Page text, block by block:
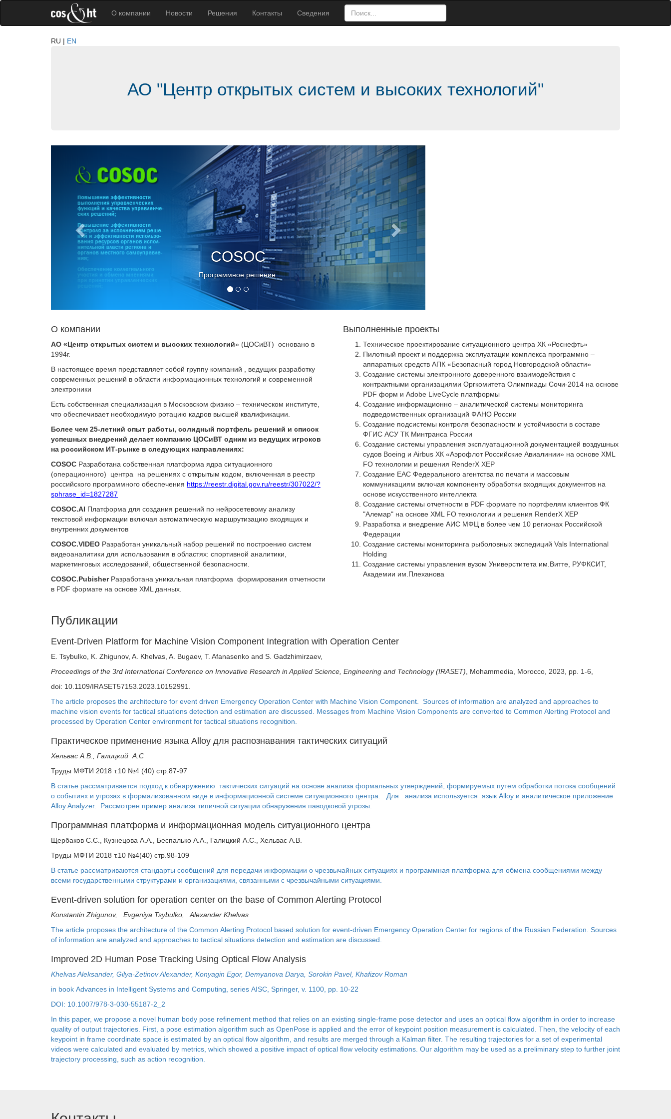
О компании Новости Решения Контакты Сведения
RU EN
АО "Центр открытых систем и высоких технологий"
COSOC
Программное решение
Next
О компании
АО «Центр открытых систем и высоких технологий» (ЦОСиВТ) основано в
1994г.
В настоящее время представляет собой группу компаний , ведущих разработку
современных решений в области информационных технологий и современной
электроники
Есть собственная специализация в Московском физико – техническом институте,
что обеспечивает необходимую ротацию кадров высшей квалификации.
Более чем 25-летний опыт работы, солидный портфель решений и список
успешных внедрений делает компанию ЦОСиВТ одним из ведущих игроков
на российском ИТ-рынке в следующих направлениях:
COSOC Разработана собственная платформа ядра ситуационного
(операционного) центра на решениях с открытым кодом, включенная в реестр
российского программного обеспечения https://reestr.digital.gov.ru/reestr/307022/?
sphrase_id=1827287
COSOC.AI Платформа для создания решений по нейросетевому анализу
текстовой информации включая автоматическую маршрутизацию входящих и
внутренних документов
COSOC.VIDEO Разработан уникальный набор решений по построению систем
видеоаналитики для использования в областях: спортивной аналитики,
маркетинговых исследований, общественной безопасности.
COSOC.PubisherРазработана уникальная платформа формирования отчетности
в PDF формате на основе XML данных.
Выполненные проекты
Техническое проектирование ситуационного центра ХК «Роснефть»
Пилотный проект и поддержка эксплуатации комплекса программно –
аппаратных средств АПК «Безопасный город Новгородской области»
Создание системы электронного доверенного взаимодействия с
контрактными организациями Оргкомитета Олимпиады Сочи-2014 на основе
PDF форм и Adobe LiveCycle платформы
Создание информационно – аналитической системы мониторинга
подведомственных организаций ФАНО России
Создание подсистемы контроля безопасности и устойчивости в составе
ФГИС АСУ ТК Минтранса России
Создание системы управления эксплуатационной документацией воздушных
судов Boeing и Airbus ХК «Аэрофлот Российские Авиалинии» на основе XML
FO технологии и решения RenderX XEP
Создание ЕАС Федерального агентства по печати и массовым
коммуникациям включая компоненту обработки входящих документов на
основе искусственного интеллекта
Создание системы отчетности в PDF формате по портфелям клиентов ФК
"Алемар" на основе XML FO технологии и решения RenderX XEP
Разработка и внедрение АИС МФЦ в более чем 10 регионах Российской
Федерации
Создание системы мониторинга рыболовных экспедиций Vals International
Holding
Создание системы управления вузом Универститета им.Витте, РУФКСИТ,
Академии им.Плеханова
Публикации
Event-Driven Platform for Machine Vision Component Integration with Operation Center
E. Tsybulko, K. Zhigunov, A. Khelvas, A. Bugaev, T. Afanasenko and S. Gadzhimirzaev,
Proceedings of the 3rd International Conference on Innovative Research in Applied Science, Engineering and Technology (IRASET) , Mohammedia, Morocco, 2023, pp. 1-6,
doi: 10.1109/IRASET57153.2023.10152991.
The article proposes the architecture for event driven Emergency Operation Center with Machine Vision Component. Sources of information are analyzed and approaches to
machine vision events for tactical situations detection and estimation are discussed. Messages from Machine Vision Components are converted to Common Alerting Protocol and
processed by Operation Center environment for tactical situations recognition.
Практическое применение языка Alloy для распознавания тактических ситуаций
Хельвас A.B., Галицкий A.С
Труды МФТИ 2018 т.10 №4 (40) стр.87-97
В статье рассматривается подход к обнаружению тактических ситуаций на основе анализа формальных утверждений, формируемых путем обработки потока сообщений
о событиях и угрозах в формализованном виде в информационной системе ситуационного центра. Для анализа используется язык Alloy и аналитическое приложение
Alloy Analyzer. Рассмотрен пример анализа типичной ситуации обнаружения паводковой угрозы.
Программная платформа и информационная модель ситуационного центра
Щербаков С.С., Кузнецова А.А., Беспалько А.А., Галицкий А.С., Хельвас А.В.
Труды МФТИ 2018 т.10 №4(40) стр.98-109
В статье рассматриваются стандарты сообщений для передачи информации о чрезвычайных ситуациях и программная платформа для обмена сообщениями между
всеми государственными структурами и организациями, связанными с чрезвычайными ситуациями.
Event-driven solution for operation center on the base of Common Alerting Protocol
Konstantin Zhigunov, Evgeniya Tsybulko, Alexander Khelvas
The article proposes the architecture of the Common Alerting Protocol based solution for event-driven Emergency Operation Center for regions of the Russian Federation. Sources
of information are analyzed and approaches to tactical situations detection and estimation are discussed.
Improved 2D Human Pose Tracking Using Optical Flow Analysis
Khelvas Aleksander, Gilya-Zetinov Alexander, Konyagin Egor, Demyanova Darya, Sorokin Pavel, Khafizov Roman
in book Advances in Intelligent Systems and Computing, series AISC, Springer, v. 1100, pp. 10-22
DOI: 10.1007/978-3-030-55187-2_2
In this paper, we propose a novel human body pose refinement method that relies on an existing single-frame pose detector and uses an optical flow algorithm in order to increase
quality of output trajectories. First, a pose estimation algorithm such as OpenPose is applied and the error of keypoint position measurement is calculated. Then, the velocity of each
keypoint in frame coordinate space is estimated by an optical flow algorithm, and results are merged through a Kalman filter. The resulting trajectories for a set of experimental
videos were calculated and evaluated by metrics, which showed a positive impact of optical flow velocity estimations. Our algorithm may be used as a preliminary step to further joint
trajectory processing, such as action recognition.